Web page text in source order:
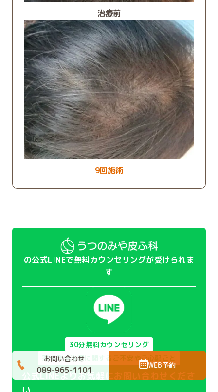
治療前
9回施術
の公式LINEで無料カウンセリングが受けられま
す
30分無料カウンセリング
薄毛発毛治療に関するご不安やご心配ごと
公式LINEよりお気軽にお問い合わせくださ
お問い合わせ
089-965-1101 WEB予約